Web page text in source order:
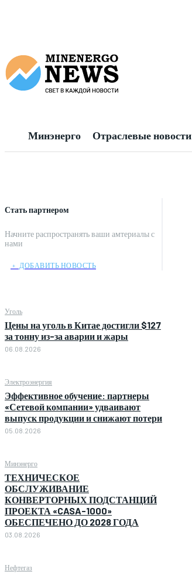
Минэнерго Отраслевые новости
Стать партнером
Начните распространять ваши амтериалы с
нами
﹢ ДОБАВИТЬ НОВОСТЬ
Уголь
Цены на уголь в Китае достигли $127
за тонну из-за аварии и жары
06.08.2026
Электроэнергия
Эффективное обучение: партнеры
«Сетевой компании» удваивают
выпуск продукции и снижают потери
05.08.2026
Минэнерго
ТЕХНИЧЕСКОЕ
ОБСЛУЖИВАНИЕ
КОНВЕРТОРНЫХ ПОДСТАНЦИЙ
ПРОЕКТА «CASA-1000»
ОБЕСПЕЧЕНО ДО 2028 ГОДА
03.08.2026
Нефтегаз